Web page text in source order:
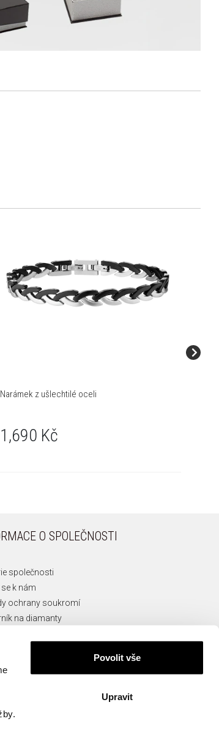
Povolit vše
Upravit
Narámek z ušlechtilé oceli
1,690 Kč
O SPOLEČNOSTI
společnosti
k nám
ochrany soukromí
na diamanty